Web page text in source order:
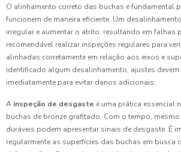
O alinhamento correto das buchas é fundamental
funcionem de maneira eficiente. Um
irregular e aumentar o atrito, resultando em falhas
recomendável realizar inspeções regulares para
alinhadas corretamente em relação aos eixos e
identificado algum desalinhamento, ajustes devem
imediatamente para evitar danos adicionais.
A inspeção de desgaste é uma prática essencial
buchas de bronze grafitado. Com o tempo,
duráveis podem apresentar sinais de desgaste. É
regularmente as superfícies das buchas em busca